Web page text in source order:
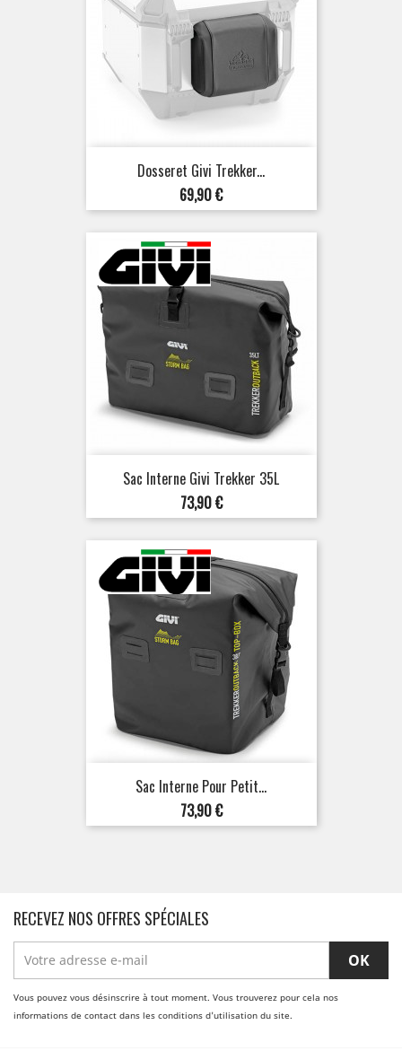
Dosseret Givi Trekker...
Prix
69,90 €
Sac Interne Givi Trekker 35L
Prix
73,90 €
Sac Interne Pour Petit...
Prix
73,90 €
RECEVEZ NOS OFFRES SPÉCIALES
Vous pouvez vous désinscrire à tout moment. Vous trouverez pour cela nos
informations de contact dans les conditions d'utilisation du site.